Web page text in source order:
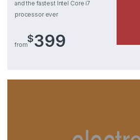
and the fastest Intel Core i7
processor ever
from
$399